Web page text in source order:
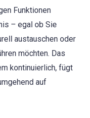
Funktionen
– egal ob Sie
austauschen oder
möchten. Das
kontinuierlich, fügt
auf